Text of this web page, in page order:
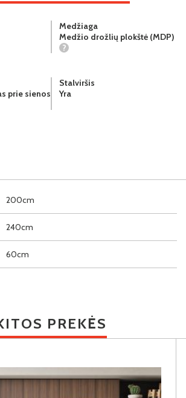
200cm
240cm
60cm
Medžiaga
Medžio drožlių plokštė (MDP)
?
prie sienos
Stalviršis
Yra
PREKĖS